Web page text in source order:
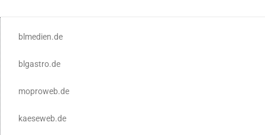
blmedien.de
blgastro.de
moproweb.de
kaeseweb.de